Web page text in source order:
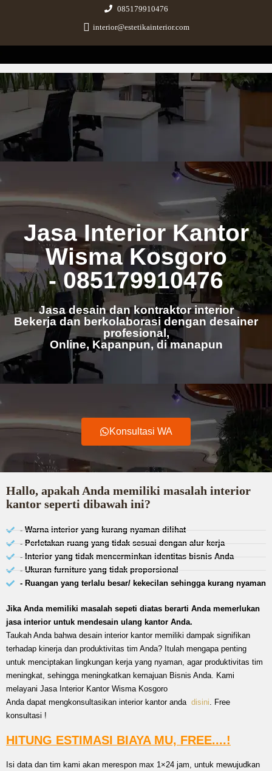
085179910476
interior@estetikainterior.com
Estetika Interior
Design & Build Consultant
Jasa Interior Kantor
Wisma Kosgoro
- 085179910476
Jasa desain dan kontraktor interior
Bekerja dan berkolaborasi dengan desainer
profesional,
Online, Kapanpun, di manapun
Konsultasi WA
Hallo, apakah Anda memiliki masalah interior
kantor seperti dibawah ini?
- Warna interior yang kurang nyaman dilihat
- Perletakan ruang yang tidak sesuai dengan alur kerja
- Interior yang tidak mencerminkan identitas bisnis Anda
- Ukuran furniture yang tidak proporsional
- Ruangan yang terlalu besar/ kekecilan sehingga kurang nyaman
Jika Anda memiliki masalah sepeti diatas berarti Anda memerlukan
jasa interior untuk mendesain ulang kantor Anda.
Taukah Anda bahwa desain interior kantor memiliki dampak signifikan
terhadap kinerja dan produktivitas tim Anda? Itulah mengapa penting
untuk menciptakan lingkungan kerja yang nyaman, agar produktivitas tim
meningkat, sehingga meningkatkan kemajuan Bisnis Anda. Kami
melayani Jasa Interior Kantor Wisma Kosgoro
Anda dapat mengkonsultasikan interior kantor anda disini. Free
konsultasi !
HITUNG ESTIMASI BIAYA MU, FREE....!
Isi data dan tim kami akan merespon max 1×24 jam, untuk mewujudkan